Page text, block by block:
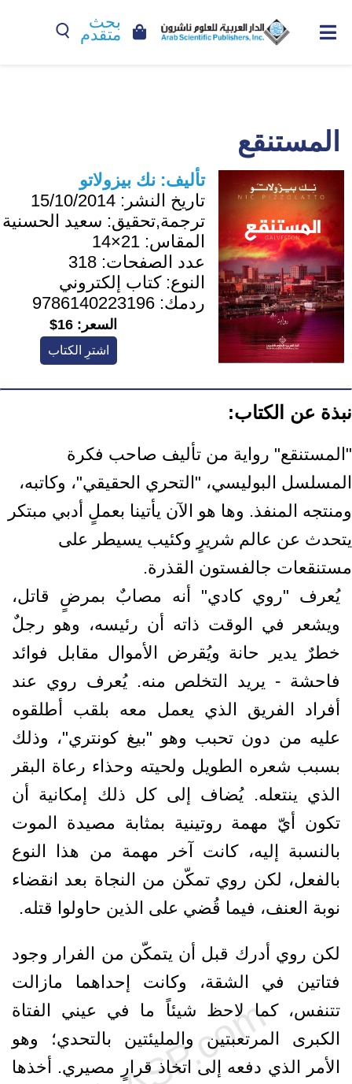
بحث
متقدم
المستنقع
تأليف: نك بيزولاتو
تاريخ النشر: 15/10/2014
ترجمة,تحقيق: سعيد الحسنية
المقاس: 21×14
عدد الصفحات: 318
النوع:كتاب إلكتروني
ردمك: 9786140223196
السعر: 16$
اشترِ الكتاب
نبذة عن الكتاب:
"المستنقع" رواية من تأليف صاحب فكرة
المسلسل البوليسي، "التحري الحقيقي"، وكاتبه،
ومنتجه المنفذ. وها هو الآن يأتينا بعملٍ أدبي مبتكر
يتحدث عن عالم شريرٍ وكئيب يسيطر على
مستنقعات جالفستون القذرة.
يُعرف "روي كادي" أنه مصابٌ بمرضٍ قاتل،
ويشعر في الوقت ذاته أن رئيسه، وهو رجلٌ
خطرٌ يدير حانة ويُقرض الأموال مقابل فوائد
فاحشة - يريد التخلص منه. يُعرف روي عند
أفراد الفريق الذي يعمل معه بلقب أطلقوه
عليه من دون تحبب وهو "بيغ كونتري"، وذلك
بسبب شعره الطويل ولحيته وحذاء رعاة البقر
الذي ينتعله. يُضاف إلى كل ذلك إمكانية أن
تكون أيّ مهمة روتينية بمثابة مصيدة الموت
بالنسبة إليه، كانت آخر مهمة من هذا النوع
بالفعل، لكن روي تمكّن من النجاة بعد انقضاء
نوبة العنف، فيما قُضي على الذين حاولوا قتله.
لكن روي أدرك قبل أن يتمكّن من الفرار وجود
فتاتين في الشقة، وكانت إحداهما مازالت
تتنفس، كما لاحظ شيئاً ما في عيني الفتاة
الكبرى المرتعبتين والمليئتين بالتحدي؛ وهو
الأمر الذي دفعه إلى اتخاذ قرارٍ مصيري. أخذها